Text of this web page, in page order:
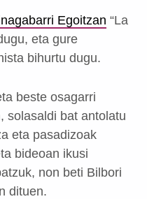
Egoitzan “La
eta gure
bihurtu dugu.
beste osagarri
solasaldi bat antolatu
eta pasadizoak
bideoan ikusi
non beti Bilbori
dituen.